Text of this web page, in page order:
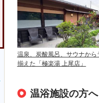
温泉、炭酸風呂、サウナから
揃えた「極楽湯 上尾店」
温浴施設の方へ